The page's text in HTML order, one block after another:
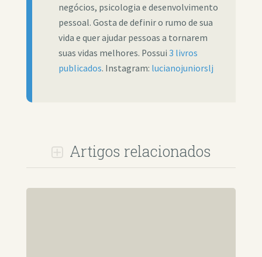
negócios, psicologia e desenvolvimento
pessoal. Gosta de definir o rumo de sua
vida e quer ajudar pessoas a tornarem
suas vidas melhores. Possui 3 livros
publicados. Instagram: lucianojuniorslj
Artigos relacionados